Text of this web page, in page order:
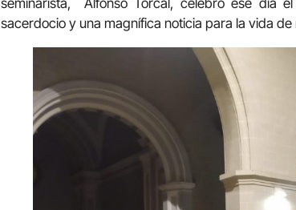
sacerdocio y una magnífica noticia para la vida de